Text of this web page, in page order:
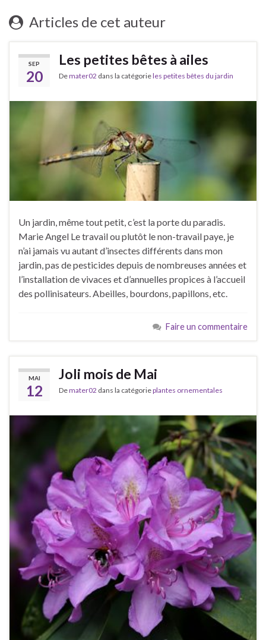
Articles de cet auteur
SEP
20
Les petites bêtes à ailes
Demater02 dans la catégorieles petites bêtes du jardin
Un jardin, même tout petit, c’est la porte du paradis.
Marie Angel Le travail ou plutôt le non-travail paye, je
n’ai jamais vu autant d’insectes différents dans mon
jardin, pas de pesticides depuis de nombreuses années et
l’installation de vivaces et d’annuelles propices à l’accueil
des pollinisateurs. Abeilles, bourdons, papillons, etc.
Faire un commentaire
MAI
12
Joli mois de Mai
Demater02 dans la catégorieplantes ornementales